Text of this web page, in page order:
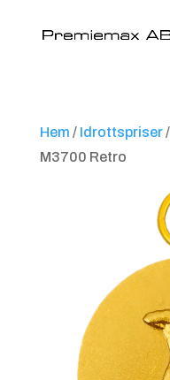
Hem / Idrottspriser/
M3700 Retro